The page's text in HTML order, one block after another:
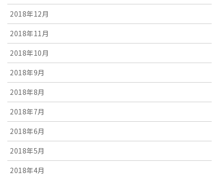
2018年12月
2018年11月
2018年10月
2018年9月
2018年8月
2018年7月
2018年6月
2018年5月
2018年4月